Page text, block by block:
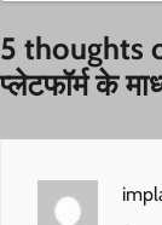
5 thoughts
प्लेटफॉर्म के